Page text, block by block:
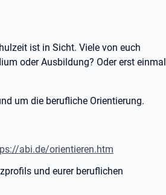
ist in Sicht. Viele von euch
oder Ausbildung? Oder erst einmal
um die berufliche Orientierung.
abi.de/orientieren.htm
und eurer beruflichen